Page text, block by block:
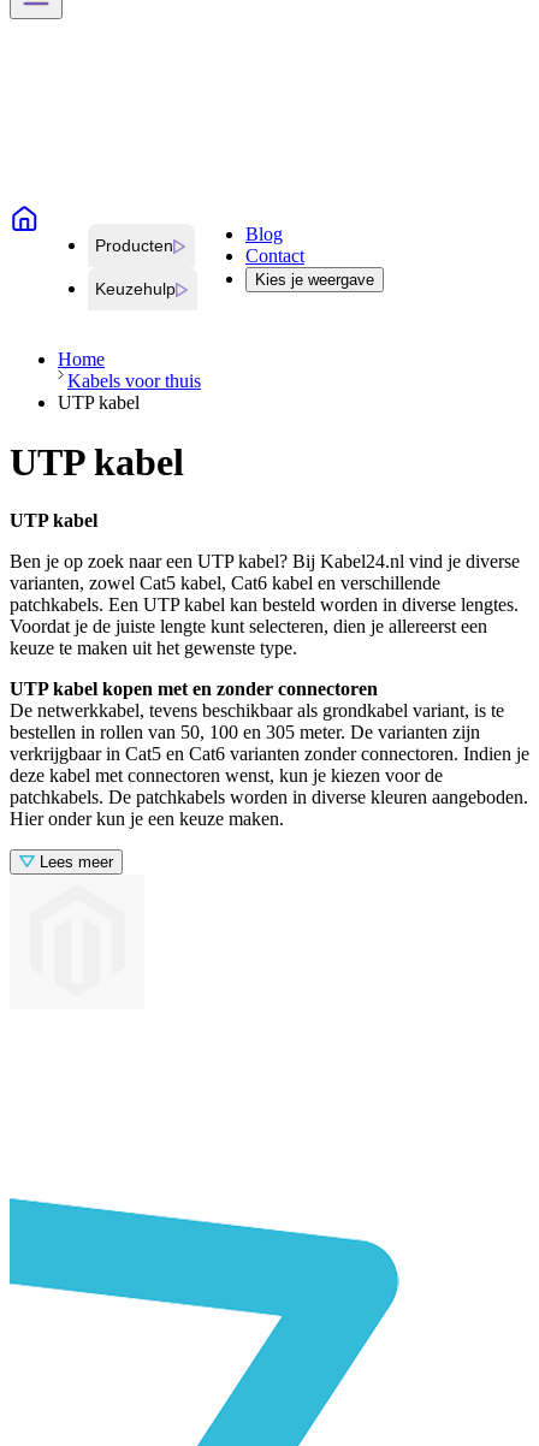
Producten
Keuzehulp
Blog
Contact
Kies je weergave
Home
Kabels voor thuis
UTP kabel
UTP kabel
UTP kabel
Ben je op zoek naar een UTP kabel? Bij Kabel24.nl vind je diverse
varianten, zowel Cat5 kabel, Cat6 kabel en verschillende
patchkabels. Een UTP kabel kan besteld worden in diverse lengtes.
Voordat je de juiste lengte kunt selecteren, dien je allereerst een
keuze te maken uit het gewenste type.
UTP kabel kopen met en zonder connectoren
De netwerkkabel, tevens beschikbaar als grondkabel variant, is te
bestellen in rollen van 50, 100 en 305 meter. De varianten zijn
verkrijgbaar in Cat5 en Cat6 varianten zonder connectoren. Indien je
deze kabel met connectoren wenst, kun je kiezen voor de
patchkabels. De patchkabels worden in diverse kleuren aangeboden.
Hier onder kun je een keuze maken.
Lees meer